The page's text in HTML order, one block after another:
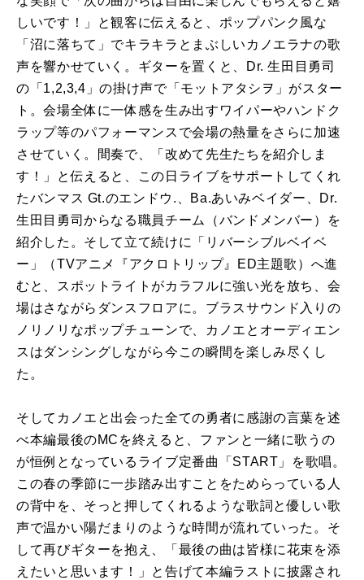
しいです！」と観客に伝えると、ポップパンク風な
「沼に落ちて」でキラキラとまぶしいカノエラナの歌
声を響かせていく。ギターを置くと、Dr. 生田目勇司
の「1,2,3,4」の掛け声で「モットアタシヲ」がスター
ト。会場全体に一体感を生み出すワイパーやハンドク
ラップ等のパフォーマンスで会場の熱量をさらに加速
させていく。間奏で、「改めて先生たちを紹介しま
す！」と伝えると、この日ライブをサポートしてくれ
たバンマス Gt.のエンドウ.、Ba.あいみベイダー、Dr.
生田目勇司からなる職員チーム（バンドメンバー）を
紹介した。そして立て続けに「リバーシブルベイベ
ー」（TVアニメ『アクロトリップ』ED主題歌）へ進
むと、スポットライトがカラフルに強い光を放ち、会
場はさながらダンスフロアに。ブラスサウンド入りの
ノリノリなポップチューンで、カノエとオーディエン
スはダンシングしながら今この瞬間を楽しみ尽くし
た。
そしてカノエと出会った全ての勇者に感謝の言葉を述
べ本編最後のMCを終えると、ファンと一緒に歌うの
が恒例となっているライブ定番曲「START」を歌唱。
この春の季節に一歩踏み出すことをためらっている人
の背中を、そっと押してくれるような歌詞と優しい歌
声で温かい陽だまりのような時間が流れていった。そ
して再びギターを抱え、「最後の曲は皆様に花束を添
えたいと思います！」と告げて本編ラストに披露され